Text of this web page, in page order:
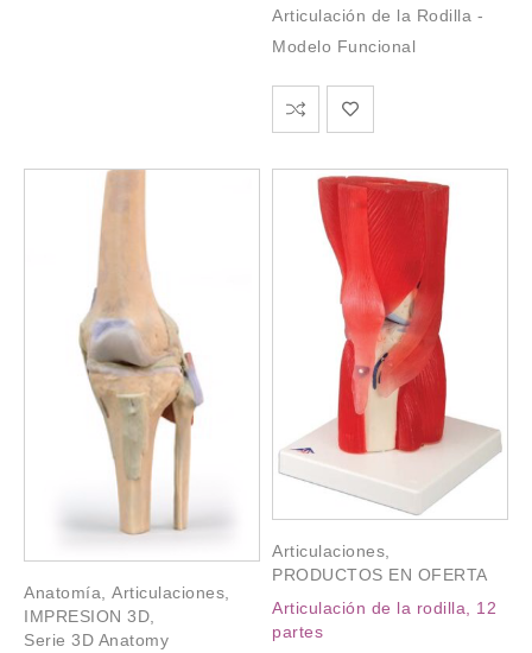
Articulación de la Rodilla -
Modelo Funcional
Anatomía, Articulaciones,
IMPRESION 3D,
Serie 3D Anatomy
Articulaciones,
PRODUCTOS EN OFERTA
Articulación de la rodilla, 12
partes